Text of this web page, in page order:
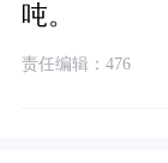
吨。
责任编辑：476